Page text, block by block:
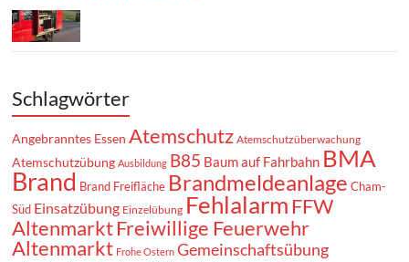
Schlagwörter
Angebranntes Essen Atemschutz Atemschutzüberwachung
Atemschutzübung Ausbildung B85 Baum auf Fahrbahn BMA
Brand Brand Freifläche Brandmeldeanlage Cham-
Süd Einsatzübung Einzelübung Fehlalarm FFW
AltenmarktFreiwillige Feuerwehr
Altenmarkt Frohe Ostern Gemeinschaftsübung